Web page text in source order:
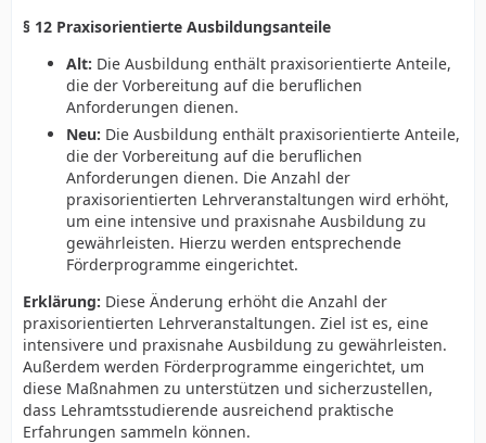
Neu: (1) Die im Haushaltsplan vorgesehenen Mittel
Brandenburgischen Lehrkräftebildungsgesetz.
Zusätzlich werden Mittel des Landes, Bundesmittel
sowie EU-Förderprogramme zur Finanzierung der
Maßnahmen zur Vereinfachung und Verbesserung der
Lehrkräftebildung geprüft und genutzt.
§ 12 Praxisorientierte Ausbildungsanteile
Alt: Die Ausbildung enthält praxisorientierte Anteile,
die der Vorbereitung auf die beruflichen
Anforderungen dienen.
Neu: Die Ausbildung enthält praxisorientierte Anteile,
die der Vorbereitung auf die beruflichen
Anforderungen dienen. Die Anzahl der
praxisorientierten Lehrveranstaltungen wird erhöht,
um eine intensive und praxisnahe Ausbildung zu
gewährleisten. Hierzu werden entsprechende
Förderprogramme eingerichtet.
Erklärung: Diese Änderung erhöht die Anzahl der
praxisorientierten Lehrveranstaltungen. Ziel ist es, eine
intensivere und praxisnahe Ausbildung zu gewährleisten.
Außerdem werden Förderprogramme eingerichtet, um
diese Maßnahmen zu unterstützen und sicherzustellen,
dass Lehramtsstudierende ausreichend praktische
Erfahrungen sammeln können.